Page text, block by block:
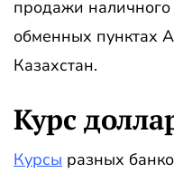
продажи
обменных пунктах
Казахстан.
Курс
Курсы разных